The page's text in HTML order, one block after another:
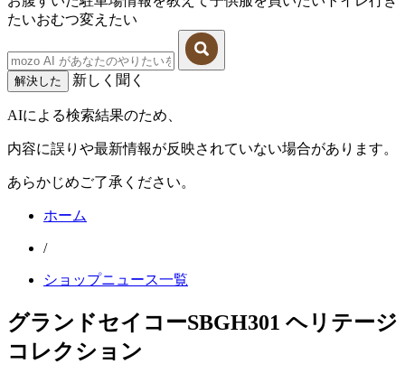
たいおむつ変えたい
解決した 新しく聞く
AIによる検索結果のため、
内容に誤りや最新情報が反映されていない場合があります。
あらかじめご了承ください。
ホーム
/
ショップニュース一覧
グランドセイコーSBGH301 ヘリテージ
コレクション